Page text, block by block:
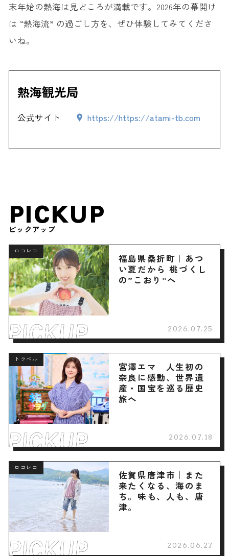
末年始の熱海は見どころが満載です。2026年の幕開け
は “熱海流” の過ごし方を、ぜひ体験してみてくださ
いね。
熱海観光局
公式サイト https://https://atami-tb.com
PICKUP
ピックアップ
ロコレコ
福島県桑折町｜あつ
い夏だから 桃づくし
の”こおり”へ
2026.07.25
トラベル
宮澤エマ 人生初の
奈良に感動、世界遺
産・国宝を巡る歴史
旅へ
2026.07.18
ロコレコ
佐賀県唐津市｜また
来たくなる、海のま
ち。味も、人も、唐
津。
2026.06.27